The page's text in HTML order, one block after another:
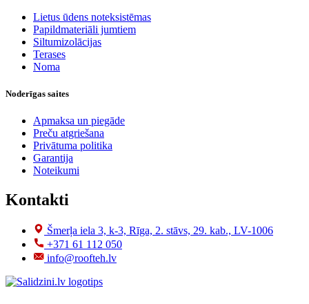
Lietus ūdens noteksistēmas
Papildmateriāli jumtiem
Siltumizolācijas
Terases
Noma
Noderīgas saites
Apmaksa un piegāde
Preču atgriešana
Privātuma politika
Garantija
Noteikumi
Kontakti
Šmerļa iela 3, k-3, Rīga, 2. stāvs, 29. kab., LV-1006
+371 61 112 050
info@roofteh.lv